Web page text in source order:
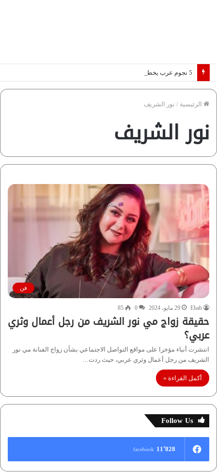
الرئيسية / نور الشريف
نور الشريف
فن
Ehab 29 مايو، 2024 0
85
حقيقة زواج مي نور الشريف من رجل أعمال وثري
عربي؟
انتشرت أنباء مؤخرا على مواقع التواصل الاجتماعي بشأن زواج الفنانة مي نور
الشريف من رجل أعمال وثري عربي، حيث ردت…
أكمل القراءة »
Follow Us
11٬828 facebook